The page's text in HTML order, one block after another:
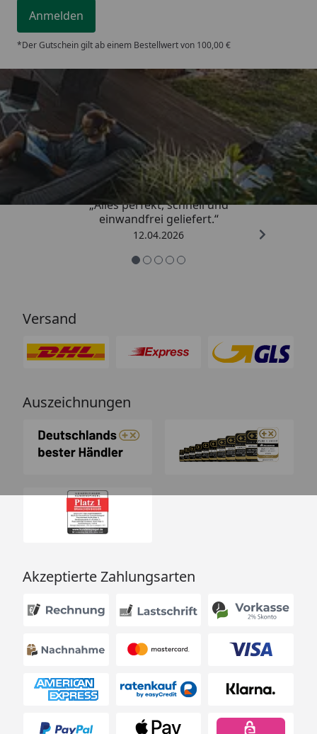
Anmelden
*Der Gutschein gilt ab einem Bestellwert von 100,00 €
Trusted Shops
5,00/ 5
„Alles perfekt, schnell und
einwandfrei geliefert.“
12.04.2026
Versand
Auszeichnungen
Akzeptierte Zahlungsarten